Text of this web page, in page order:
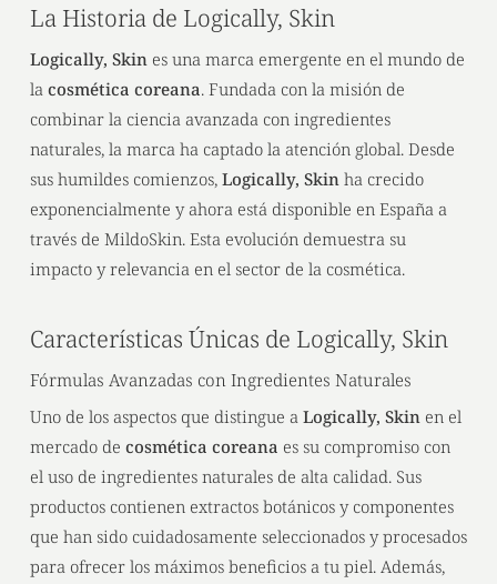
La Historia de Logically, Skin
Logically, Skin es una marca emergente en el mundo de
la cosmética coreana. Fundada con la misión de
combinar la ciencia avanzada con ingredientes
naturales, la marca ha captado la atención global. Desde
sus humildes comienzos, Logically, Skin ha crecido
exponencialmente y ahora está disponible en España a
través de MildoSkin. Esta evolución demuestra su
impacto y relevancia en el sector de la cosmética.
Características Únicas de Logically, Skin
Fórmulas Avanzadas con Ingredientes Naturales
Uno de los aspectos que distingue a Logically, Skinen el
mercado de cosmética coreana es su compromiso con
el uso de ingredientes naturales de alta calidad. Sus
productos contienen extractos botánicos y componentes
que han sido cuidadosamente seleccionados y procesados
para ofrecer los máximos beneficios a tu piel. Además,